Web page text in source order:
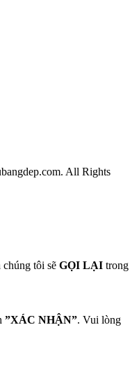
All Rights
chúng tôi sẽ GỌI LẠI trong
”XÁC NHẬN”. Vui lòng